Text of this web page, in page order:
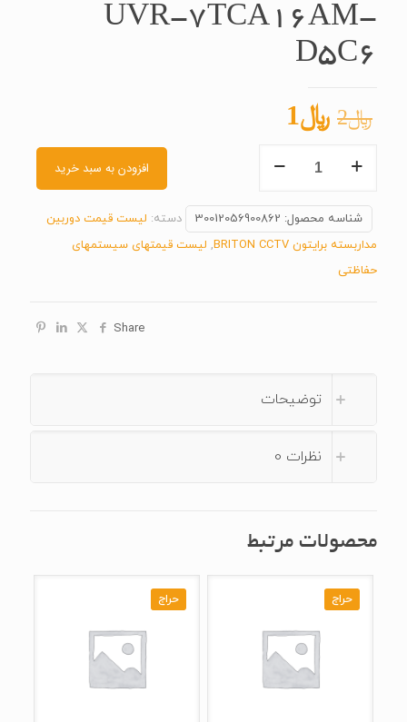
UVR-7TCA16AM-
D5C6
﷼2 قیمت
اصلی
﷼1
D5C6
عدد
افزودن به سبد خرید
شناسه محصول: 30012056900862 دسته: لیست قیمت دوربین
مداربسته برایتون BRITON CCTV
, لیست قیمتهای سیستمهای
حفاظتی
Share
توضیحات
نظرات 0
محصولات مرتبط
حراج حراج